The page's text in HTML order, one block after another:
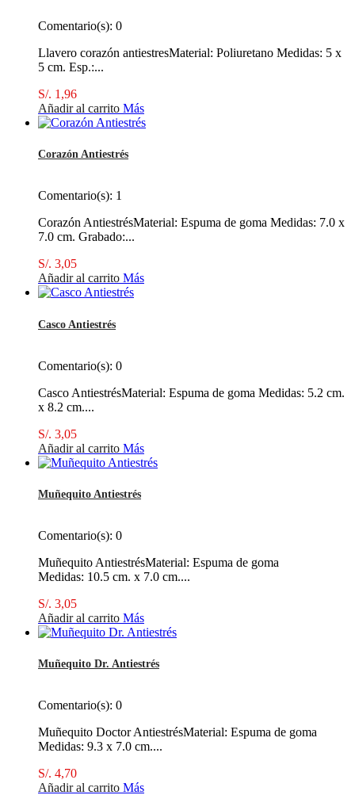
Comentario(s): 0
Llavero corazón antiestresMaterial: Poliuretano Medidas: 5 x
5 cm. Esp.:...
S/. 1,96
Añadir al carrito Más
Corazón Antiestrés
Comentario(s): 1
Corazón AntiestrésMaterial: Espuma de goma Medidas: 7.0 x
7.0 cm. Grabado:...
S/. 3,05
Añadir al carrito Más
Casco Antiestrés
Comentario(s): 0
Casco AntiestrésMaterial: Espuma de goma Medidas: 5.2 cm.
x 8.2 cm....
S/. 3,05
Añadir al carrito Más
Muñequito Antiestrés
Comentario(s): 0
Muñequito AntiestrésMaterial: Espuma de goma
Medidas: 10.5 cm. x 7.0 cm....
S/. 3,05
Añadir al carrito Más
Muñequito Dr. Antiestrés
Comentario(s): 0
Muñequito Doctor AntiestrésMaterial: Espuma de goma
Medidas: 9.3 x 7.0 cm....
S/. 4,70
Añadir al carrito Más